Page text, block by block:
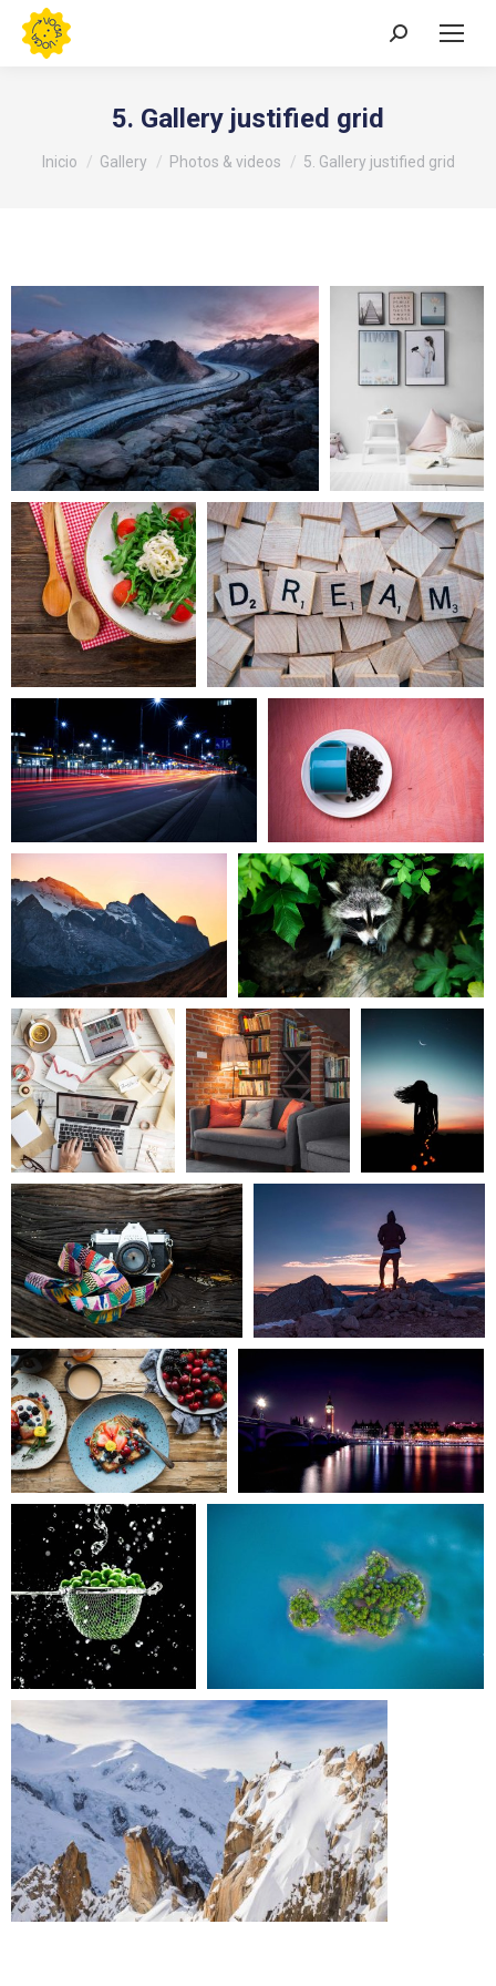
Buscar:
5. Gallery justified grid
Estás aquí:
Inicio Gallery Photos & videos 5. Gallery justified grid